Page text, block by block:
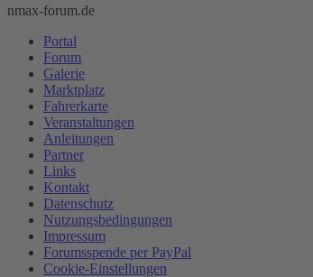
nmax-forum.de
Portal
Forum
Galerie
Marktplatz
Fahrerkarte
Veranstaltungen
Anleitungen
Partner
Links
Kontakt
Datenschutz
Nutzungsbedingungen
Impressum
Forumsspende per PayPal
Cookie-Einstellungen